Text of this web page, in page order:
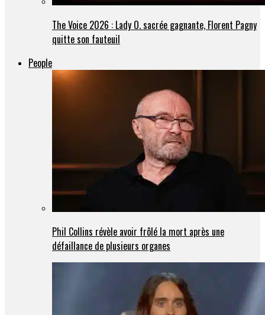
The Voice 2026 : Lady O. sacrée gagnante, Florent Pagny
quitte son fauteuil
People
Phil Collins révèle avoir frôlé la mort après une
défaillance de plusieurs organes